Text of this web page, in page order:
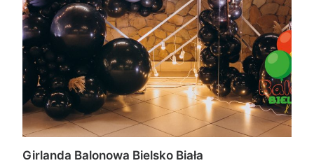
Girlanda Balonowa Bielsko Biała